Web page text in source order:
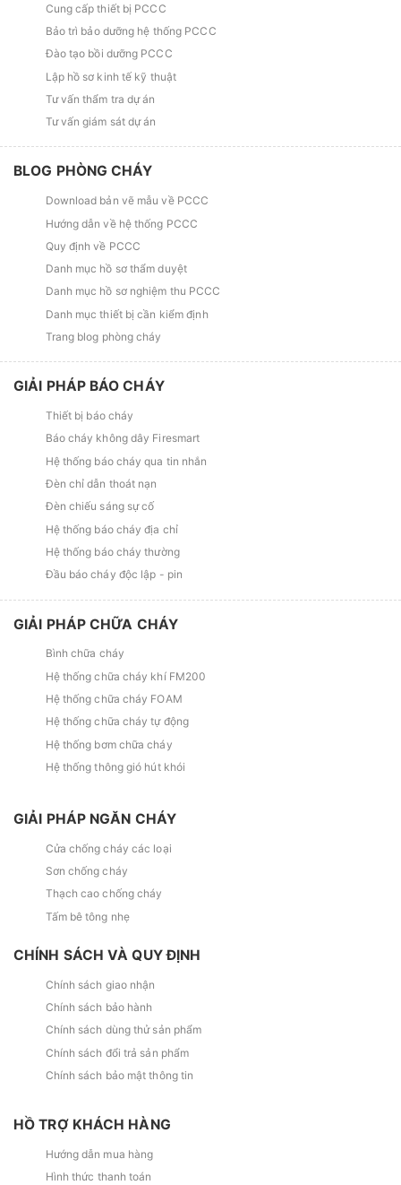
Cung cấp thiết bị PCCC
Bảo trì bảo dưỡng hệ thống PCCC
Đào tạo bồi dưỡng PCCC
Lập hồ sơ kinh tế kỹ thuật
Tư vấn thẩm tra dự án
Tư vấn giám sát dự án
BLOG PHÒNG CHÁY
Download bản vẽ mẫu về PCCC
Hướng dẫn về hệ thống PCCC
Quy định về PCCC
Danh mục hồ sơ thẩm duyệt
Danh mục hồ sơ nghiệm thu PCCC
Danh mục thiết bị cần kiểm định
Trang blog phòng cháy
GIẢI PHÁP BÁO CHÁY
Thiết bị báo cháy
Báo cháy không dây Firesmart
Hệ thống báo cháy qua tin nhắn
Đèn chỉ dẫn thoát nạn
Đèn chiếu sáng sự cố
Hệ thống báo cháy địa chỉ
Hệ thống báo cháy thường
Đầu báo cháy độc lập - pin
GIẢI PHÁP CHỮA CHÁY
Bình chữa cháy
Hệ thống chữa cháy khí FM200
Hệ thống chữa cháy FOAM
Hệ thống chữa cháy tự động
Hệ thống bơm chữa cháy
Hệ thống thông gió hút khói
GIẢI PHÁP NGĂN CHÁY
Cửa chống cháy các loại
Sơn chống cháy
Thạch cao chống cháy
Tấm bê tông nhẹ
CHÍNH SÁCH VÀ QUY ĐỊNH
Chính sách giao nhận
Chính sách bảo hành
Chính sách dùng thử sản phẩm
Chính sách đổi trả sản phẩm
Chính sách bảo mật thông tin
HỒ TRỢ KHÁCH HÀNG
Hướng dẫn mua hàng
Hình thức thanh toán